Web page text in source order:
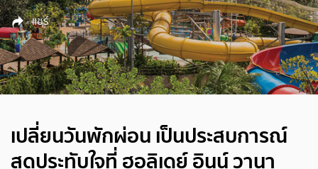
แชร์
เปลี่ยนวันพักผ่อน เป็นประสบการณ์
สุดประทับใจที่ ฮอลิเดย์ อินน์ วานา